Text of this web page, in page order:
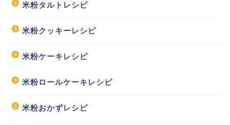
米粉タルトレシピ
米粉クッキーレシピ
米粉ケーキレシピ
米粉ロールケーキレシピ
米粉おかずレシピ